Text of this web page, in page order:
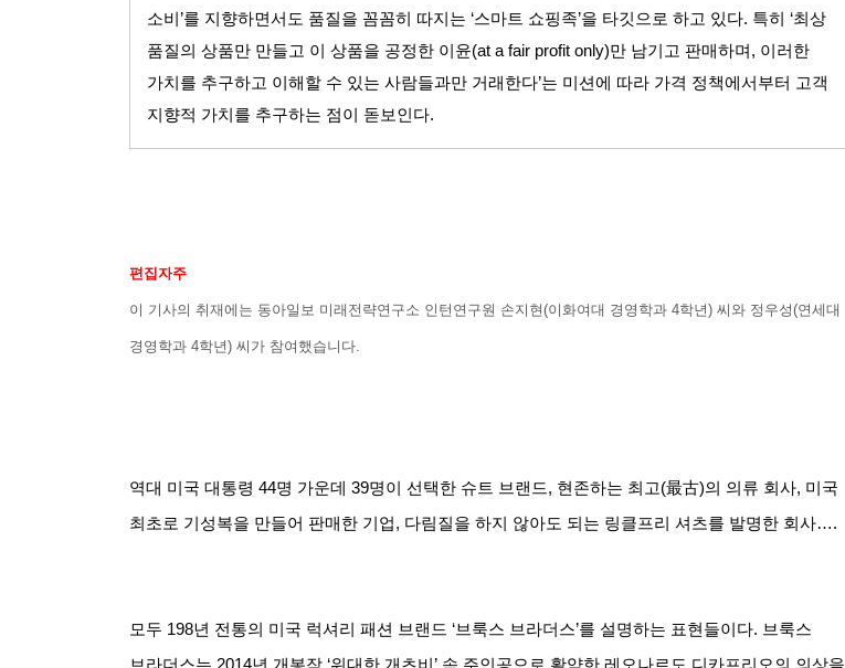
소비’를 지향하면서도 품질을 꼼꼼히 따지는 ‘스마트 쇼핑족’을 타깃으로 하고 있다. 특히 ‘최상
품질의 상품만 만들고 이 상품을 공정한 이윤(at a fair profit only)만 남기고 판매하며, 이러한
가치를 추구하고 이해할 수 있는 사람들과만 거래한다’는 미션에 따라 가격 정책에서부터 고객
지향적 가치를 추구하는 점이 돋보인다.
편집자주
이 기사의 취재에는 동아일보 미래전략연구소 인턴연구원 손지현(이화여대 경영학과 4학년) 씨와 정우성(연세대
경영학과 4학년) 씨가 참여했습니다
역대 미국 대통령 44명 가운데 39명이 선택한 슈트 브랜드, 현존하는 최고(最古)의 의류 회사, 미국
최초로 기성복을 만들어 판매한 기업, 다림질을 하지 않아도 되는 링클프리 셔츠를 발명한 회사….
모두 198년 전통의 미국 럭셔리 패션 브랜드 ‘브룩스 브라더스’를 설명하는 표현들이다. 브룩스
브라더스는 2014년 개봉작 ‘위대한 개츠비’ 속 주인공으로 활약한 레오나르도 디카프리오의 의상을